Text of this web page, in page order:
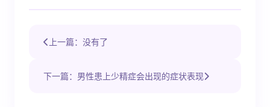
上一篇：没有了
下一篇：男性患上少精症会出现的症状表现